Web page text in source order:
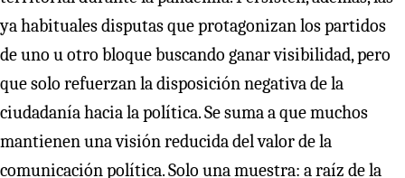
ya habituales disputas que protagonizan los partidos
de uno u otro bloque buscando ganar visibilidad, pero
que solo refuerzan la disposición negativa de la
ciudadanía hacia la política. Se suma a que muchos
mantienen una visión reducida del valor de la
comunicación política. Solo una muestra: a raíz de la